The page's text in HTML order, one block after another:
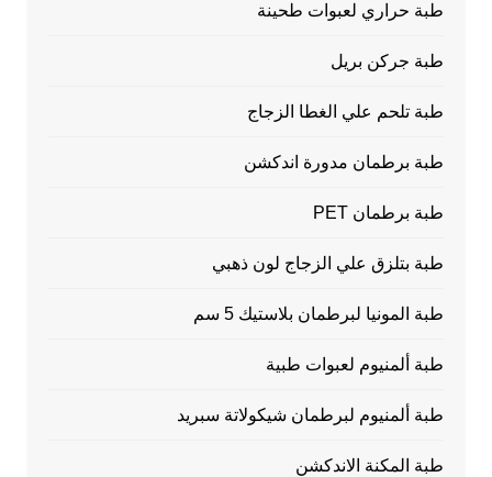
طبة حراري لعبوات طحينة
طبة جركن بريل
طبة تلحم علي الغطا الزجاج
طبة برطمان مدورة اندكشن
طبة برطمان PET
طبة بتلزق علي الزجاج لون ذهبي
طبة المونيا لبرطمان بلاستيك 5 سم
طبة ألمنيوم لعبوات طبية
طبة ألمنيوم لبرطمان شيكولاتة سبريد
طبة المكنة الاندكشن